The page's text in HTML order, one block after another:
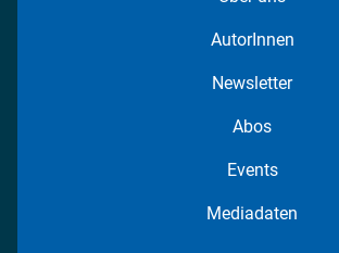
AutorInnen
Newsletter
Abos
Events
Mediadaten